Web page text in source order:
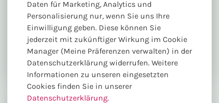
Daten für Marketing, Analytics und
Personalisierung nur, wenn Sie uns Ihre
Einwilligung geben. Diese können Sie
jederzeit mit zukünftiger Wirkung im Cookie
Manager (Meine Präferenzen verwalten) in der
Datenschutzerklärung widerrufen. Weitere
Informationen zu unseren eingesetzten
Cookies finden Sie in unserer
Datenschutzerklärung.